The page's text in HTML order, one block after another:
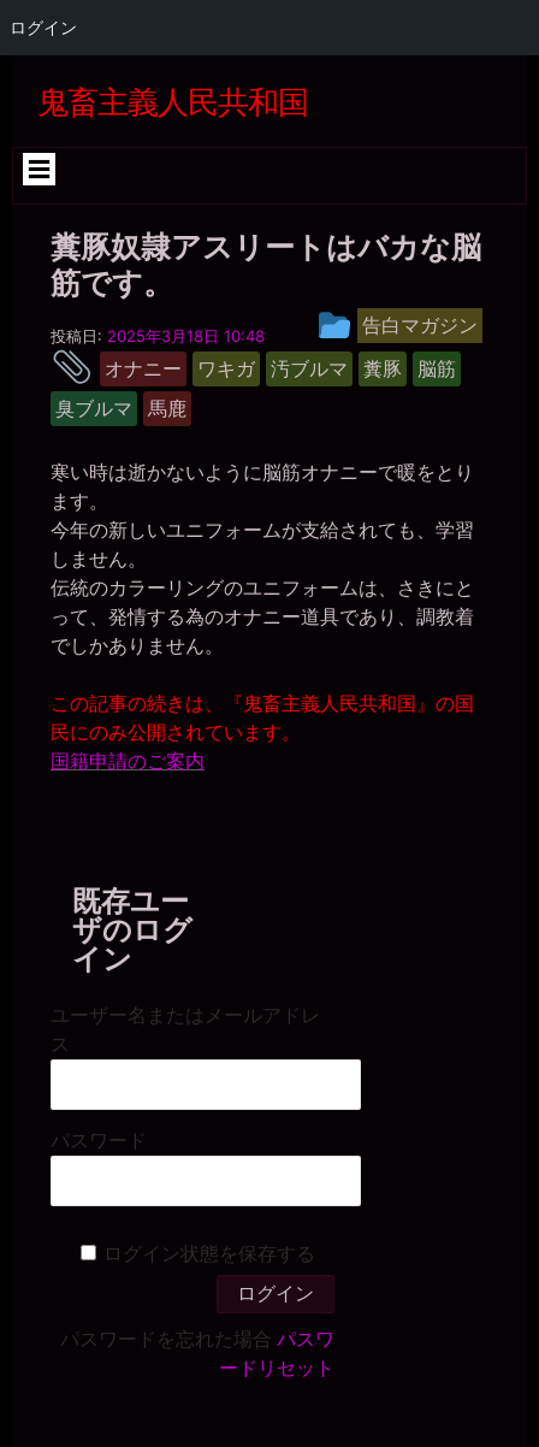
ログイン
ン
テ
ス
ッ
鬼畜主義人民共和国
糞豚奴隷アスリートはバカな脳
筋です。
投稿日: 2025年3月18日 10:48
奴
隷
ア
ト
さ
投
稿
グ
プ
告白マガジン
タ
グ
オナニー ワキガ 汚ブルマ 糞豚
脳筋
臭ブルマ
馬鹿
寒い時は逝かないように脳筋オナニーで暖をとり
ます。
今年の新しいユニフォームが支給されても、学習
しません。
伝統のカラーリングのユニフォームは、さきにと
って、発情する為のオナニー道具であり、調教着
でしかありません。
この記事の続きは、『鬼畜主義人民共和国』の国
民にのみ公開されています。
国籍申請のご案内
既存ユー
ザのログ
イン
ユーザー名またはメールアドレ
ス
パスワード
ログイン状態を保存する
パスワードを忘れた場合パスワ
ードリセット